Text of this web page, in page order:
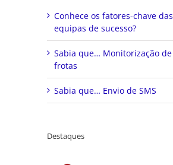
Conhece os fatores-chave das
equipas de sucesso?
Sabia que… Monitorização de
frotas
Sabia que… Envio de SMS
Destaques